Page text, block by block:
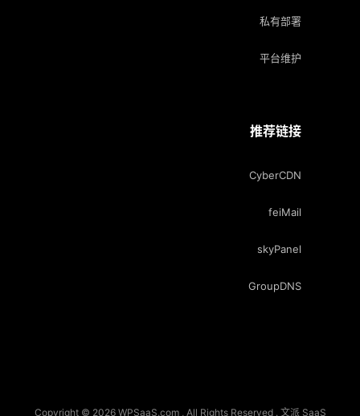
私有部署
平台维护
推荐链接
CyberCDN
feiMail
skyPanel
GroupDNS
Copyright © 2026 WPSaaS.com , All Rights Reserved . 文派 SaaS